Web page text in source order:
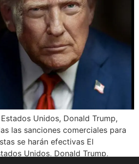
Unidos, Donald Trump,
las sanciones comerciales para
se harán efectivas El
Unidos, Donald Trump,